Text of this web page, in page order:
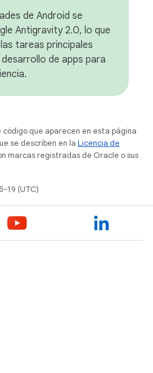
de Android se
Antigravity 2.0, lo que
tareas principales
de apps para
código que aparecen en esta página
se describen en la Licencia de
marcas registradas de Oracle o sus
19 (UTC)